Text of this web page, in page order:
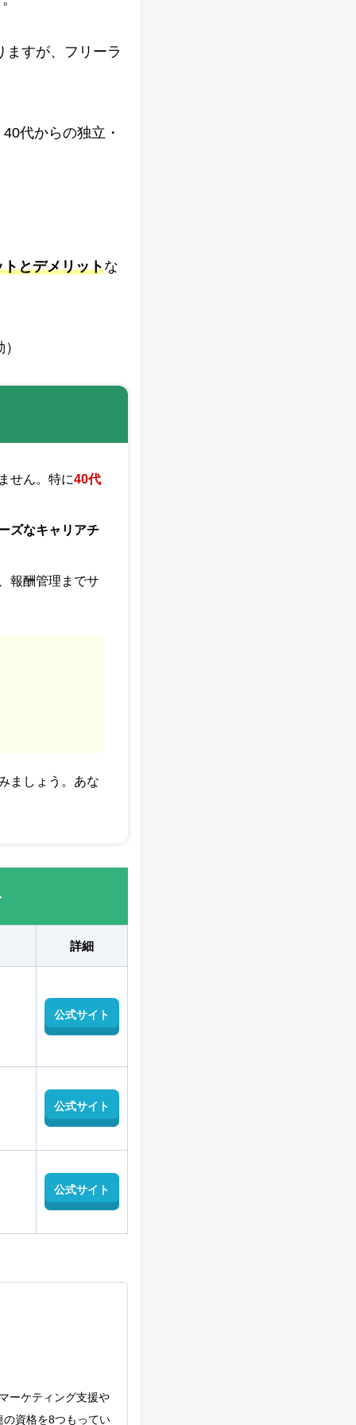
すが、フリーラ
代からの独立・
とデメリットな
せん。特に40代
ズなキャリアチ
報酬管理までサ
ましょう。あな
詳細
公式サイト
公式サイト
公式サイト
ーケティング支援や
資格を8つもってい